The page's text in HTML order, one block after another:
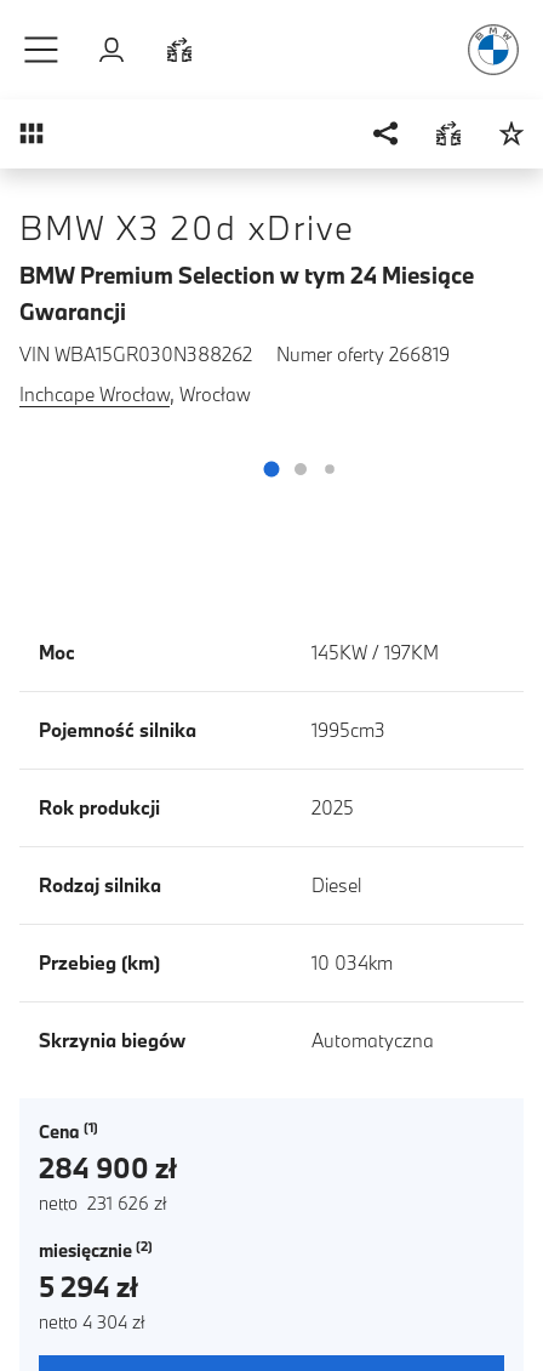
Zaloguj się
Przegląd
BMW X3 20d xDrive
BMW Premium Selection w tym 24 Miesiące
Gwarancji
VIN WBA15GR030N388262
Numer oferty 266819
Inchcape Wrocław, Wrocław
Moc 145KW / 197KM
Pojemność silnika 1995cm3
Rok produkcji 2025
Rodzaj silnika Diesel
Przebieg (km) 10 034km
Skrzynia biegów Automatyczna
Cena
284 900 zł
netto 231 626 zł
miesięcznie
5 294 zł
netto 4 304 zł